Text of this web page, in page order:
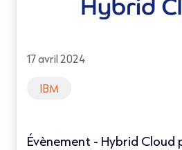
17 avril 2024
IBM
Évènement - Hybrid Cloud